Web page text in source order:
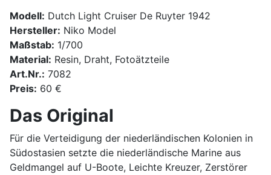
Modell: Dutch Light Cruiser De Ruyter 1942
Hersteller: Niko Model
Maßstab: 1/700
Material: Resin, Draht, Fotoätzteile
Art.Nr.: 7082
Preis: 60 €
Das Original
Für die Verteidigung der niederländischen Kolonien in
Südostasien setzte die niederländische Marine aus
Geldmangel auf U-Boote, Leichte Kreuzer, Zerstörer